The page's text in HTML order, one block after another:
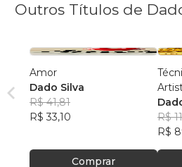
Outros Títulos de
Amor
Dado Silva
R$ 41,81
R$ 33,10
Comprar
R$
R$